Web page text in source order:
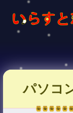
パソコ